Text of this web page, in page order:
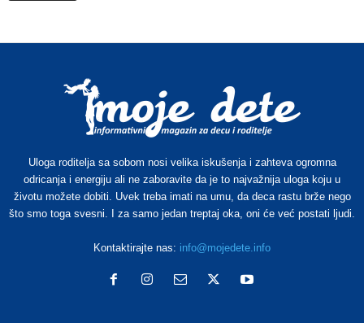
Uloga roditelja sa sobom nosi velika iskušenja i zahteva ogromna
odricanja i energiju ali ne zaboravite da je to najvažnija uloga koju u
životu možete dobiti. Uvek treba imati na umu, da deca rastu brže nego
što smo toga svesni. I za samo jedan treptaj oka, oni će već postati ljudi.
Kontaktirajte nas: info@mojedete.info